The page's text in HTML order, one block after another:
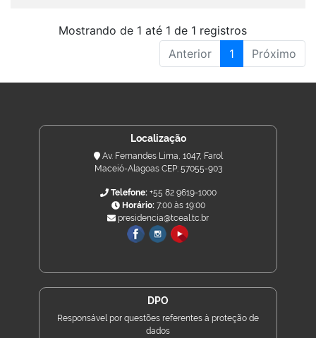
Mostrando de 1 até 1 de 1 registros
Anterior
1 Próximo
Localização
Av. Fernandes Lima, 1047, Farol
Maceió-Alagoas CEP: 57055-903
Telefone:+55 82 9619-1000
Horário:7:00 às 19:00
presidencia@tceal.tc.br
DPO
Responsável por questões referentes à proteção de
dados